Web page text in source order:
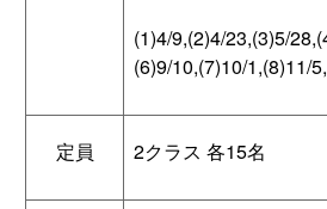
(1)4/9,(2)4/23,(3)5/
(6)9/10,(7)10/1,(8)11/
定員 2クラス 各15名